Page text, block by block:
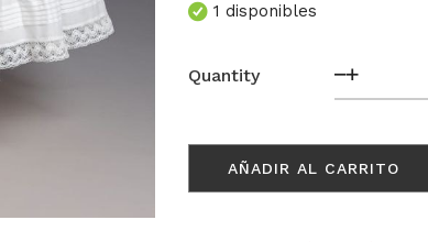
1 disponibles
Quantity
Enagua
CORTE
cantidad
AÑADIR AL CARRITO